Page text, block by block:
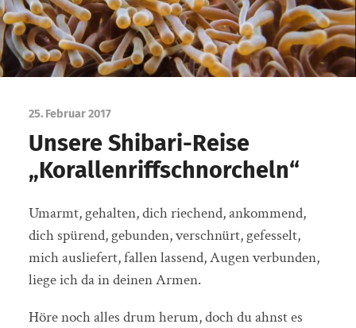
25. Februar 2017
Unsere Shibari-Reise
„Korallenriffschnorcheln“
Umarmt, gehalten, dich riechend, ankommend,
dich spürend, gebunden, verschnürt, gefesselt,
mich ausliefert, fallen lassend, Augen verbunden,
liege ich da in deinen Armen.
Höre noch alles drum herum, doch du ahnst es